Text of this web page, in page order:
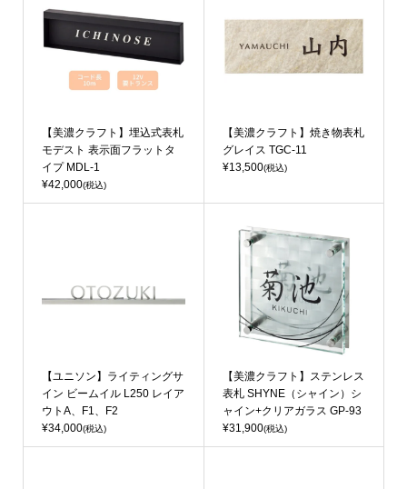
【美濃クラフト】埋込式表札
モデスト 表示面フラットタ
イプ MDL-1
¥42,000(税込)
【美濃クラフト】焼き物表札
グレイス TGC-11
¥13,500(税込)
【ユニソン】ライティングサ
イン ビームイル L250 レイア
ウトA、F1、F2
¥34,000(税込)
【美濃クラフト】ステンレス
表札 SHYNE（シャイン）シ
ャイン+クリアガラス GP-93
¥31,900(税込)